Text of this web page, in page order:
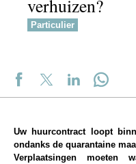
verhuizen?
Particulier
Uw huurcontract loopt
ondanks de quarantaine
Verplaatsingen moeten